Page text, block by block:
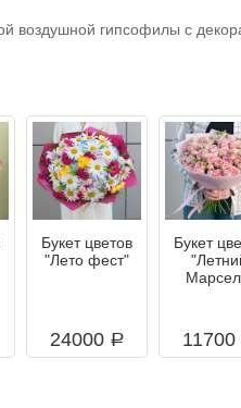
воздушной гипсофилы с
Букет цветов
"Лето фест"
24000 a
Букет
11700